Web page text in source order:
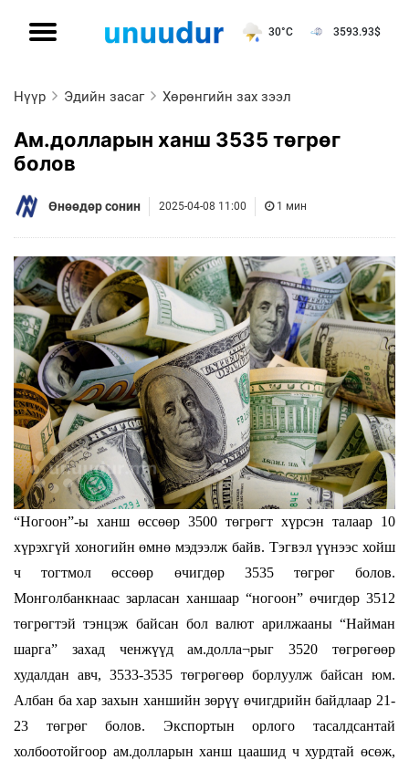
30°C 3593.93$
Нүүр Эдийн засаг Хөрөнгийн зах зээл
Ам.долларын ханш 3535 төгрөг
болов
Өнөөдөр сонин 2025-04-08 11:00 1 мин
“Ногоон”-ы ханш өссөөр 3500 төгрөгт хүрсэн талаар 10
хүрэхгүй хоногийн өмнө мэдээлж байв. Тэгвэл үүнээс хойш
ч тогтмол өссөөр өчигдөр 3535 төгрөг болов.
Монголбанкнаас зарласан ханшаар “ногоон” өчигдөр 3512
төгрөгтэй тэнцэж байсан бол валют арилжааны “Найман
шарга” захад ченжүүд ам.долла¬рыг 3520 төгрөгөөр
худалдан авч, 3533-3535 төгрөгөөр борлуулж байсан юм.
Албан ба хар захын ханшийн зөрүү өчигдрийн байдлаар 21-
23 төгрөг болов. Экспортын орлого тасалдсантай
холбоотойгоор ам.долларын ханш цаашид ч хурдтай өсөж,